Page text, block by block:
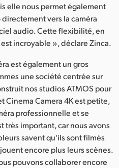
elle nous permet également
vers la caméra
audio. Cette flexibilité, en
incroyable », déclare Zinca.
est également un gros
une société centrée sur
nos studios ATMOS pour
Cinema Camera 4K est petite,
professionnelle et se
très important, car nous avons
savent qu'ils sont filmés
encore plus leurs scènes.
pouvons collaborer encore